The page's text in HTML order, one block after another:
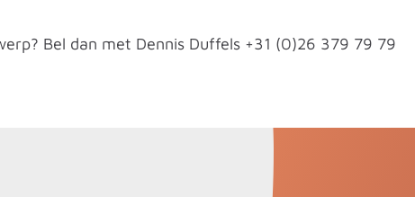
Bel dan met Dennis Duffels +31 (0)26 379 79 79